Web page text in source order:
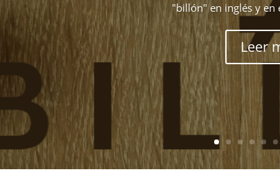
"billón" en inglés y en
Leer